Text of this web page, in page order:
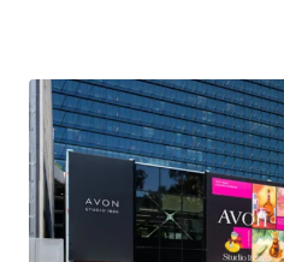
Investment Grade Tenancy
Predictable Cash Flow
Favorable Market Dynamics